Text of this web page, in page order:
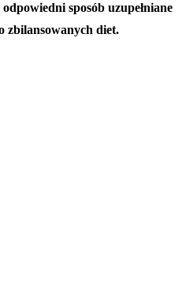
sposób uzupełniane
zbilansowanych diet.